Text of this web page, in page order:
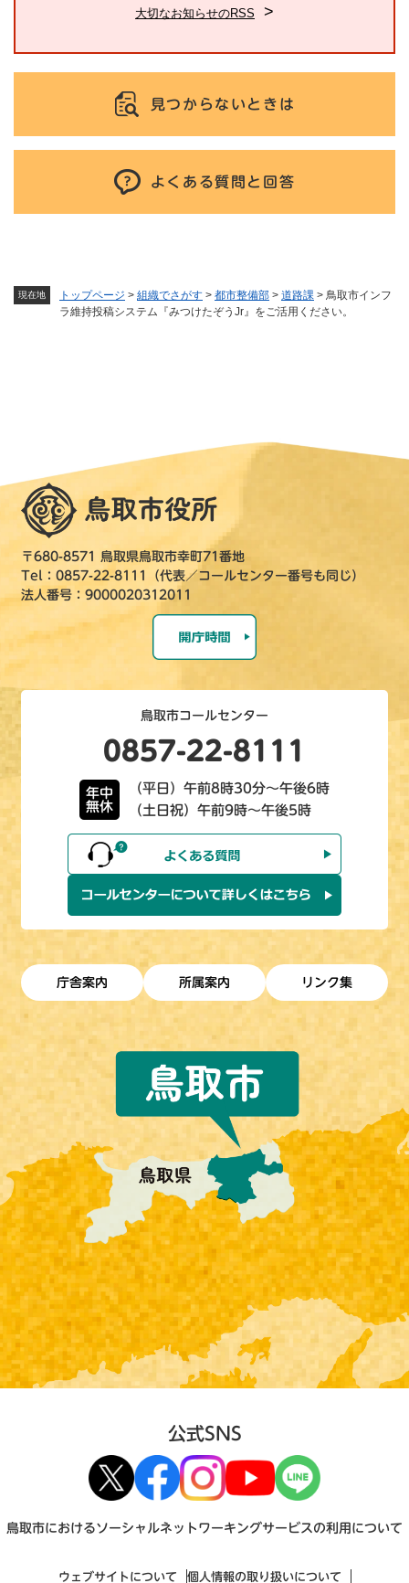
現在地 トップページ > 組織でさがす > 都市整備部 > 道路課 > 鳥取市インフ
ラ維持投稿システム『みつけたぞうJr』をご活用ください。
大切なお知らせのRSS
見つからないときは
よくある質問と回答
〒680-8571 鳥取県鳥取市幸町71番地
Tel：0857-22-8111（代表／コールセンター番号も同じ）
法人番号：9000020312011
鳥取市コールセンター
0857-22-8111
年中
無休
（平日）午前8時30分～午後6時
（土日祝）午前9時～午後5時
庁舎案内 所属案内 リンク集
公式SNS
鳥取市におけるソーシャルネットワーキングサービスの利用について
ウェブサイトについて 個人情報の取り扱いについて